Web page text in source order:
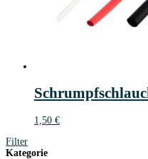
1,50 €
Filter
Kategorie